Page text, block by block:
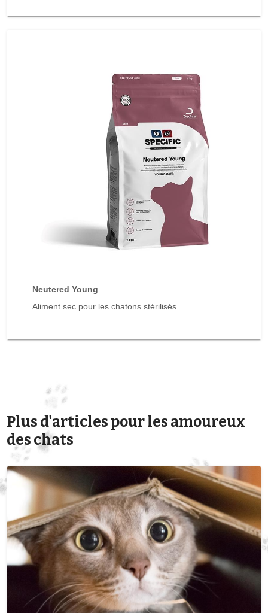
Neutered Young
Aliment sec pour les chatons stérilisés
Plus d'articles pour les amoureux
des chats